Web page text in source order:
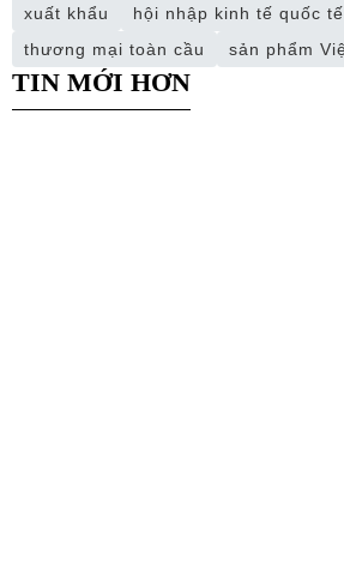
xuất khẩu
hội nhập kinh tế quốc tế
thương mại toàn cầu
sản phẩm
TIN MỚI HƠN